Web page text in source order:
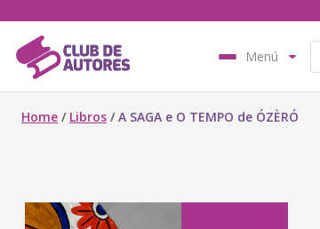
Menú
Home / Libros /A SAGA e O TEMPO de ÓZÈRÓ